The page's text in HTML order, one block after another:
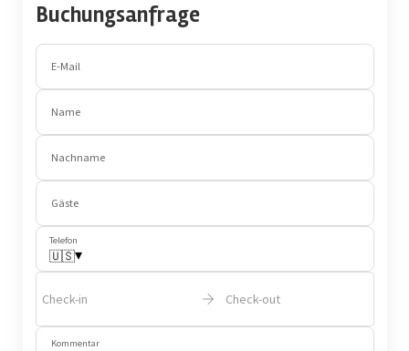
Buchungsanfrage
E-Mail
Name
Nachname
Gäste
Telefon
🇺🇸▾
Check-in Check-out
Kommentar